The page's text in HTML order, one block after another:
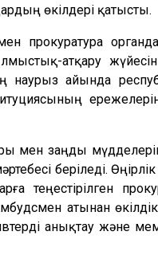
өкілдері қатысты.
прокуратура
атқару жүйесін
наурыз айында
мен заңды
беріледі.
теңестірілген
атынан
анықтау және